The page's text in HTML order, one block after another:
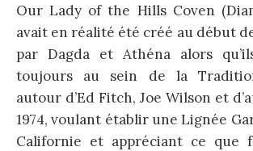
Our Lady of the Hills Coven
avait en réalité été créé au début
par Dagda et Athéna alors
toujours au sein de la
autour d’Ed Fitch, Joe Wilson et
1974, voulant établir une Lignée
Californie et appréciant ce que